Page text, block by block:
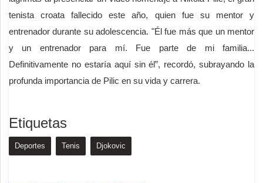
tenista croata fallecido este año, quien fue su mentor y
entrenador durante su adolescencia. "Él fue más que un mentor
y un entrenador para mí. Fue parte de mi familia...
Definitivamente no estaría aquí sin él”, recordó, subrayando la
profunda importancia de Pilic en su vida y carrera.
Etiquetas
Deportes Tenis Djokovic